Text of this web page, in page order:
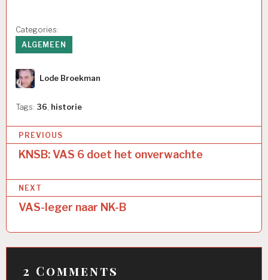
Categories:
ALGEMEEN
Author
Lode Broekman
Tags: 36 historie
Bericht
navigatie
PREVIOUS
KNSB: VAS 6 doet het onverwachte
NEXT
VAS-leger naar NK-B
2 Comments